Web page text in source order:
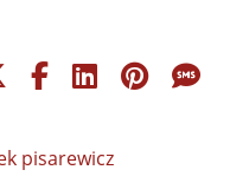
pisarewicz